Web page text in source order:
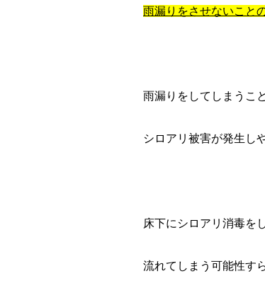
雨漏りをさせないこと
雨漏りをしてしまうこ
シロアリ被害が発生し
床下にシロアリ消毒を
流れてしまう可能性す